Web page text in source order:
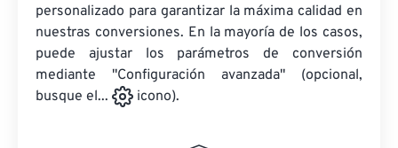
personalizado para garantizar la máxima calidad en
nuestras conversiones. En la mayoría de los casos,
puede ajustar los parámetros de conversión
mediante "Configuración avanzada" (opcional,
busque el...
icono).